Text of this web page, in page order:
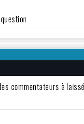
commentateurs à